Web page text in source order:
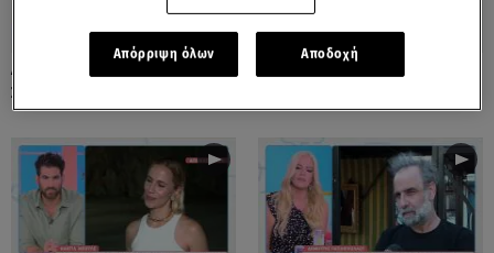
Λόλα Νταϊφά: Η Πιο Δύσκολη
Στιγμή Στην Καριέρα Της
Απόρριψη όλων Αποδοχή